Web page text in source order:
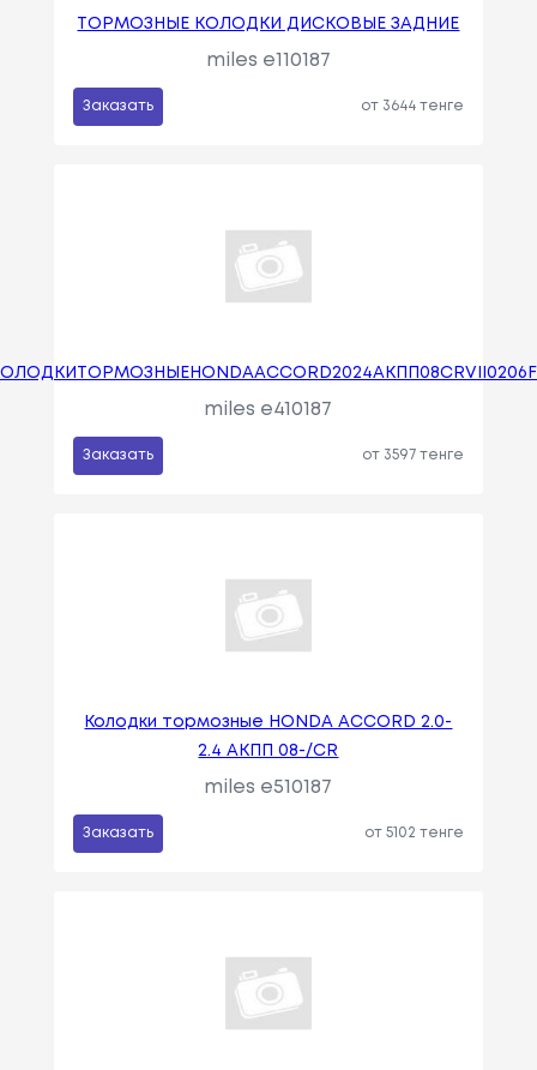
ТОРМОЗНЫЕ КОЛОДКИ ДИСКОВЫЕ ЗАДНИЕ
miles e110187
Заказать от 3644 тенге
miles e410187
Заказать от 3597 тенге
Колодки тормозные HONDA ACCORD 2.0-
2.4 АКПП 08-/CR
miles e510187
Заказать от 5102 тенге